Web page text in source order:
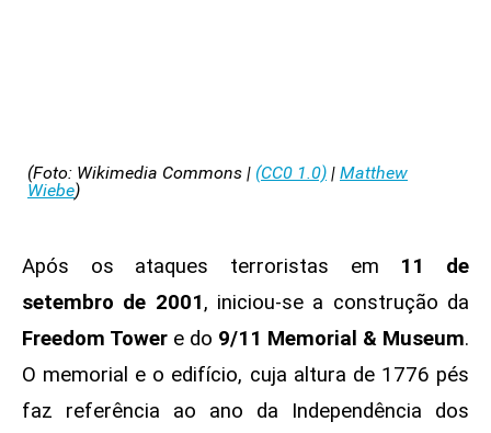
(Foto: Wikimedia Commons | (CC0 1.0) | Matthew
Wiebe)
Após os ataques terroristas em 11 de
setembro de 2001, iniciou-se a construção da
Freedom Tower e do 9/11 Memorial & Museum.
O memorial e o edifício, cuja altura de 1776 pés
faz referência ao ano da Independência dos